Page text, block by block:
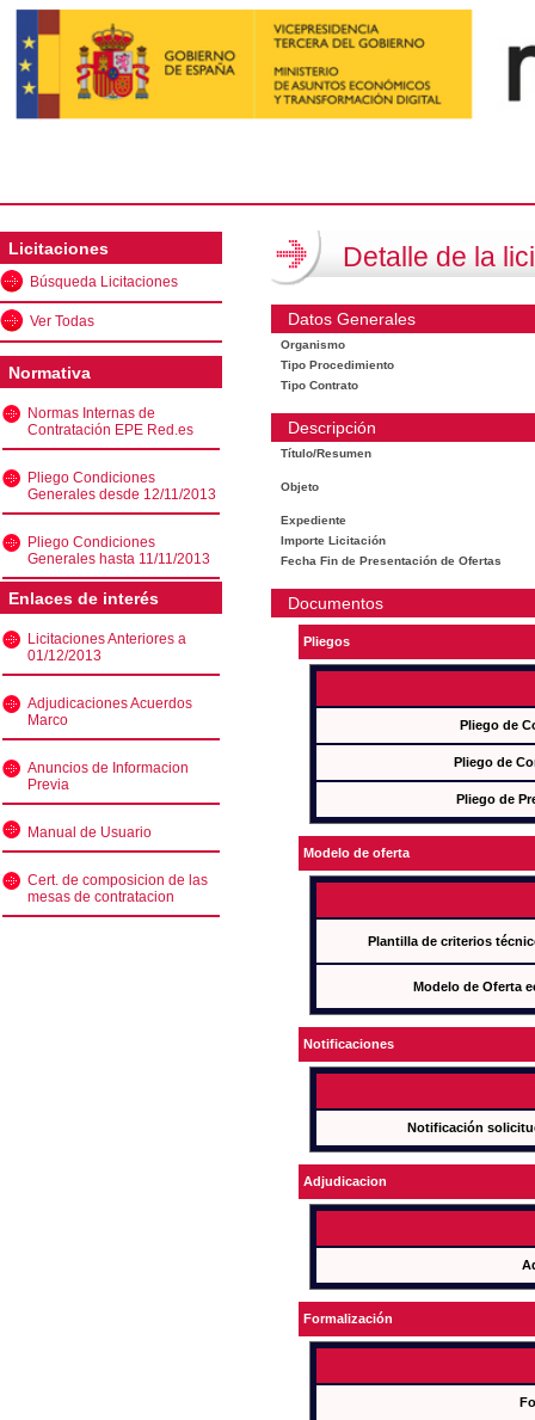
Licitaciones
Búsqueda Licitaciones
Ver Todas
Normativa
Normas Internas de
Contratación EPE Red.es
Pliego Condiciones
Generales desde 12/11/2013
Pliego Condiciones
Generales hasta 11/11/2013
Enlaces de interés
Licitaciones Anteriores a
01/12/2013
Adjudicaciones Acuerdos
Marco
Anuncios de Informacion
Previa
Manual de Usuario
Cert. de composicion de las
mesas de contratacion
Detalle de la
Datos Generales
Organismo
Tipo Procedimiento
Tipo Contrato
Descripción
Título/Resumen
Objeto
Expediente
Importe Licitación
Fecha Fin de Presentación de Ofertas
Documentos
Pliegos
Pliego de
Pliego de
Pliego de
Modelo de oferta
Plantilla de criterios
Modelo de Oferta
Notificaciones
Notificación
Adjudicacion
Formalización